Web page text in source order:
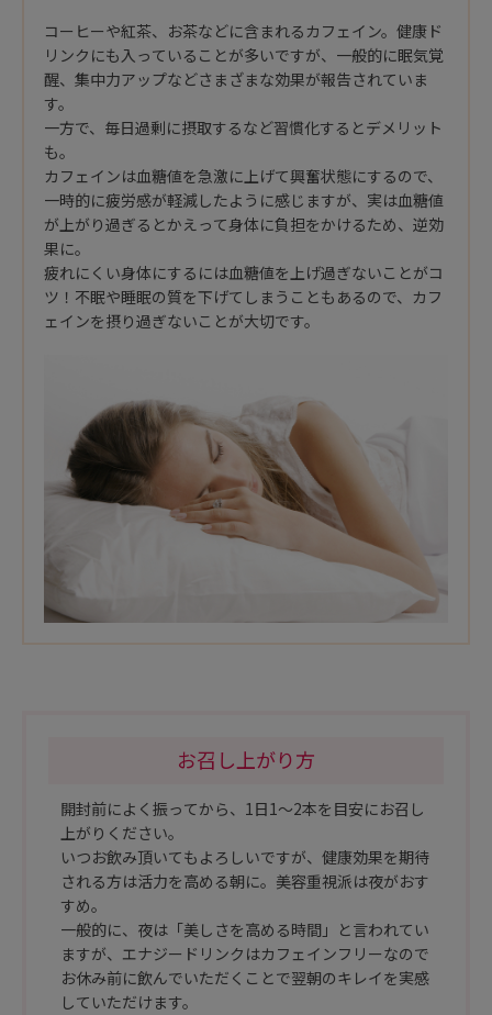
コーヒーや紅茶、お茶などに含まれるカフェイン。健康ド
リンクにも入っていることが多いですが、一般的に眠気覚
醒、集中力アップなどさまざまな効果が報告されていま
す。
一方で、毎日過剰に摂取するなど習慣化するとデメリット
も。
カフェインは血糖値を急激に上げて興奮状態にするので、
一時的に疲労感が軽減したように感じますが、実は血糖値
が上がり過ぎるとかえって身体に負担をかけるため、逆効
果に。
疲れにくい身体にするには血糖値を上げ過ぎないことがコ
ツ！不眠や睡眠の質を下げてしまうこともあるので、カフ
ェインを摂り過ぎないことが大切です。
お召し上がり方
開封前によく振ってから、1日1～2本を目安にお召し
上がりください。
いつお飲み頂いてもよろしいですが、健康効果を期待
される方は活力を高める朝に。美容重視派は夜がおす
すめ。
一般的に、夜は「美しさを高める時間」と言われてい
ますが、エナジードリンクはカフェインフリーなので
お休み前に飲んでいただくことで翌朝のキレイを実感
していただけます。